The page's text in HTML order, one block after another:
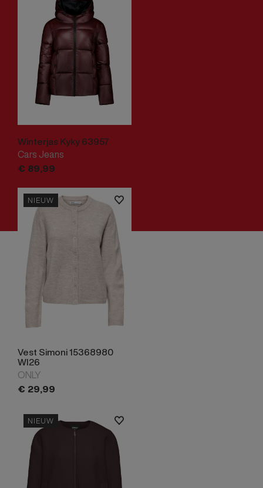
Winterjas Kyky 63957
Cars Jeans
€ 89,99
NIEUW
Vest Simoni 15368980
WI26
ONLY
€ 29,99
NIEUW